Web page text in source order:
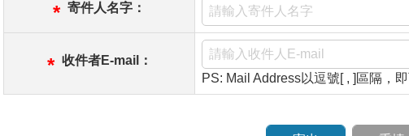
* 寄件人名字：
* 收件者E-mail：
PS: Mail Address以逗號[ , ]區隔，